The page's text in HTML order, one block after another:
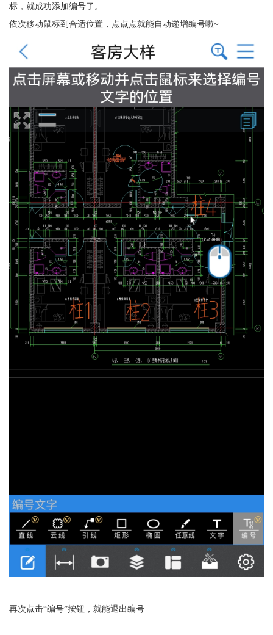
标，就成功添加编号了。
依次移动鼠标到合适位置，点点点就能自动递增编号啦~
再次点击“编号”按钮，就能退出编号